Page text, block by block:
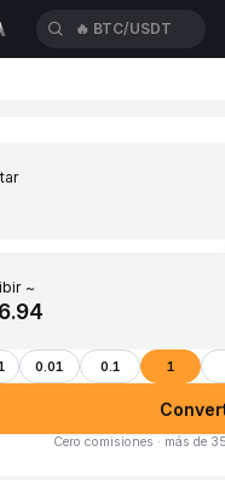
🔥 BTC/USDT
~
0.01 0.1 1
Cero comisiones · más de